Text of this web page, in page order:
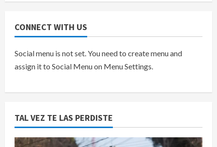
CONNECT WITH US
Social menu is not set. You need to create menu and
assign it to Social Menu on Menu Settings.
TAL VEZ TE LAS PERDISTE